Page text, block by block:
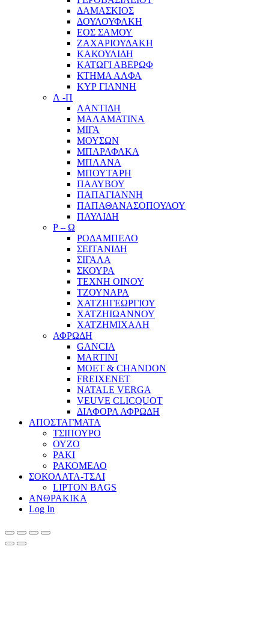
ΔΑΜΑΣΚΙΟΣ
ΔΟΥΛΟΥΦΑΚΗ
ΕΟΣ ΣΑΜΟΥ
ΖΑΧΑΡΙΟΥΔΑΚΗ
ΚΑΚΟΥΛΙΔΗ
ΚΑΤΩΓΙ ΑΒΕΡΩΦ
ΚΤΗΜΑ ΑΛΦΑ
ΚΥΡ ΓΙΑΝΝΗ
Λ -Π
ΛΑΝΤΙΔΗ
ΜΑΛΑΜΑΤΙΝΑ
ΜΙΓΑ
ΜΟΥΣΩΝ
ΜΠΑΡΑΦΑΚΑ
ΜΠΛΑΝΑ
ΜΠΟΥΤΑΡΗ
ΠΑΛΥΒΟΥ
ΠΑΠΑΓΙΑΝΝΗ
ΠΑΠΑΘΑΝΑΣΟΠΟΥΛΟΥ
ΠΑΥΛΙΔΗ
Ρ – Ω
ΡΟΔΑΜΠΕΛΟ
ΣΕΙΤΑΝΙΔΗ
ΣΙΓΑΛΑ
ΣΚΟΥΡΑ
ΤΕΧΝΗ ΟΙΝΟΥ
ΤΖΟΥΝΑΡΑ
ΧΑΤΖΗΓΕΩΡΓΙΟΥ
ΧΑΤΖΗΙΩΑΝΝΟΥ
ΧΑΤΖΗΜΙΧΑΛΗ
ΑΦΡΩΔΗ
GANCIA
MARTINI
MOET & CHANDON
FREIXENET
NATALE VERGA
VEUVE CLICQUOT
ΔΙΑΦΟΡΑ ΑΦΡΩΔΗ
ΑΠΟΣΤΑΓΜΑΤΑ
ΤΣΙΠΟΥΡΟ
ΟΥΖΟ
ΡΑΚΙ
ΡΑΚΟΜΕΛΟ
ΣΟΚΟΛΑΤΑ-ΤΣΑΙ
LIPTON BAGS
ΑΝΘΡΑΚΙΚΑ
Log In